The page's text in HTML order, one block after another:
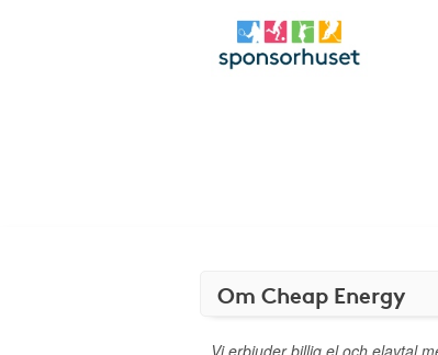
Om Cheap Energy
Vi erbjuder billig el och elavtal